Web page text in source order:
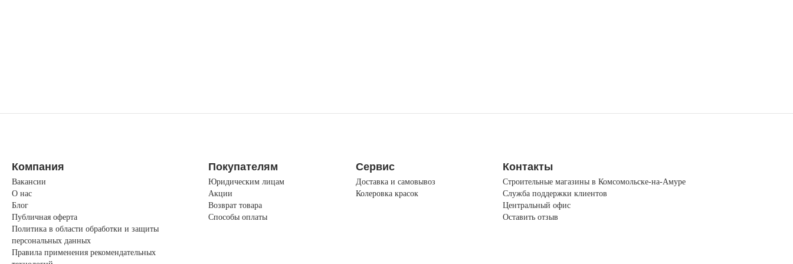
Компания
Вакансии
О нас
Блог
Публичная оферта
Политика в области обработки и защиты
персональных данных
Правила применения рекомендательных
Покупателям
Юридическим лицам
Акции
Возврат товара
Способы оплаты
Сервис
Доставка и самовывоз
Колеровка красок
Контакты
Строительные магазины в Комсомольске-на-Амуре
Служба поддержки клиентов
Центральный офис
Оставить отзыв